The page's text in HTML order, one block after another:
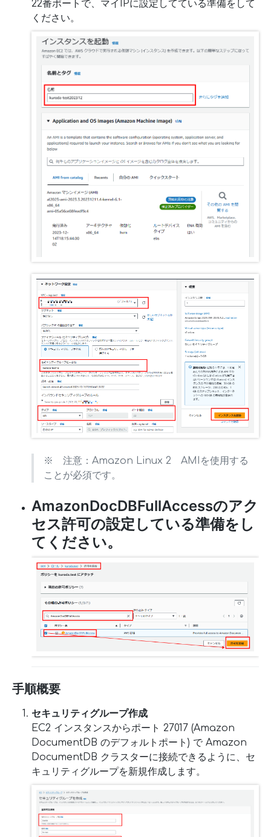
22番ポートで、マイIPに設定してている準備をして
ください。
※ 注意：Amazon Linux 2 AMIを使用する
ことが必須です。
AmazonDocDBFullAccessのアク
セス許可の設定している準備をし
てください。
手順概要
セキュリティグループ作成
EC2 インスタンスからポート 27017 (Amazon
DocumentDB のデフォルトポート) で Amazon
DocumentDB クラスターに接続できるように、セ
キュリティグループを新規作成します。